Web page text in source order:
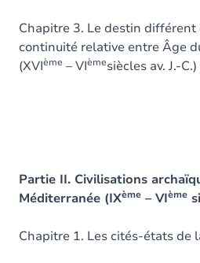
Chapitre 3. Le destin
continuité relative entre Âge
(XVIème – VIèmesiècles av. J.-C.)
Partie II. Civilisations
Méditerranée (IXème – VIème
Chapitre 1. Les cités-états de